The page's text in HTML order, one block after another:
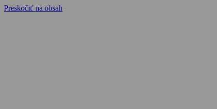
Preskočiť na obsah